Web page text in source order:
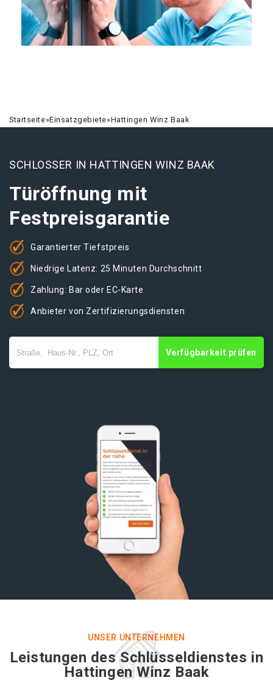
Startseite»Einsatzgebiete»Hattingen Winz Baak
SCHLOSSER IN HATTINGEN WINZ BAAK
Türöffnung mit
Festpreisgarantie
Garantierter Tiefstpreis
Niedrige Latenz: 25 Minuten Durchschnitt
Zahlung: Bar oder EC-Karte
Anbieter von Zertifizierungsdiensten
Verfügbarkeit prüfen
UNSER UNTERNEHMEN
Leistungen des Schlüsseldienstes in
Hattingen Winz Baak